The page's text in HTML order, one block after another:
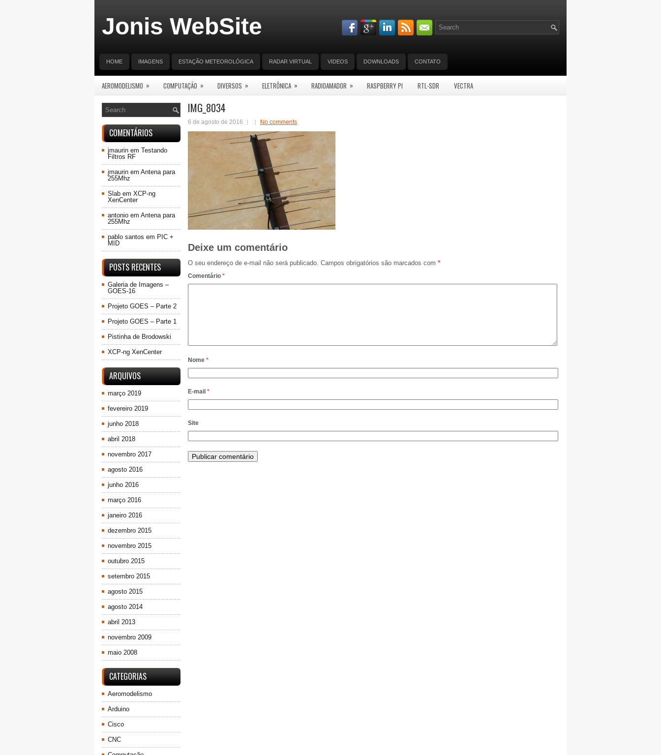
Jonis WebSite
HOME IMAGENS ESTAÇÃO METEOROLÓGICA RADAR VIRTUAL VIDEOS DOWNLOADS CONTATO
AEROMODELISMO » COMPUTAÇÃO » DIVERSOS » ELETRÔNICA » RADIOAMADOR » RASPBERRY PI RTL-SDR VECTRA
IMG_8034
6 de agosto de 2016 No comments
Deixe um comentário
O seu endereço de e-mail não será publicado. Campos obrigatórios são marcados com *
Comentário *
Nome *
E-mail *
Site
COMENTÁRIOS
jmaurin em Testando
Filtros RF
jmaurin em Antena para
255Mhz
Slab em XCP-ng
XenCenter
antonio em Antena para
255Mhz
pablo santos em PIC +
MID
POSTS RECENTES
Galeria de Imagens –
GOES-16
Projeto GOES – Parte 2
Projeto GOES – Parte 1
Pistinha de Brodowski
XCP-ng XenCenter
ARQUIVOS
março 2019
fevereiro 2019
junho 2018
abril 2018
novembro 2017
agosto 2016
junho 2016
março 2016
janeiro 2016
dezembro 2015
novembro 2015
outubro 2015
setembro 2015
agosto 2015
agosto 2014
abril 2013
novembro 2009
maio 2008
CATEGORIAS
Aeromodelismo
Arduino
Cisco
CNC